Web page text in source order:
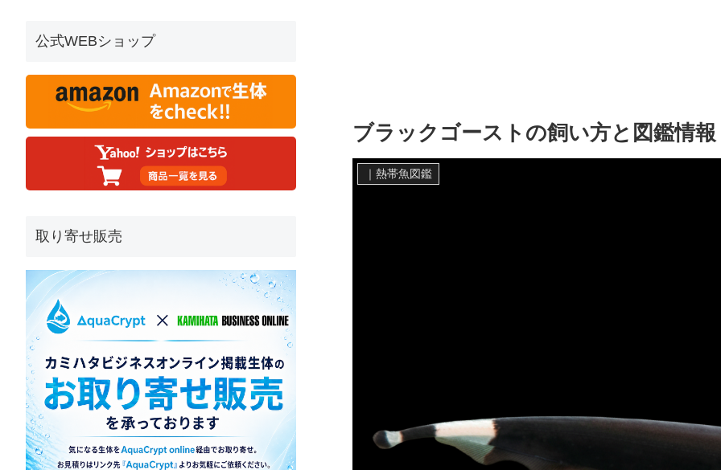
ブラックゴーストの飼い方と図鑑情報
｜熱帯魚図鑑
公式WEBショップ
取り寄せ販売